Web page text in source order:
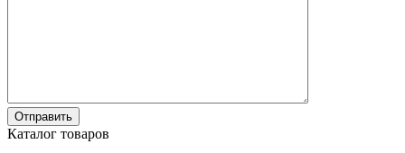
Каталог товаров